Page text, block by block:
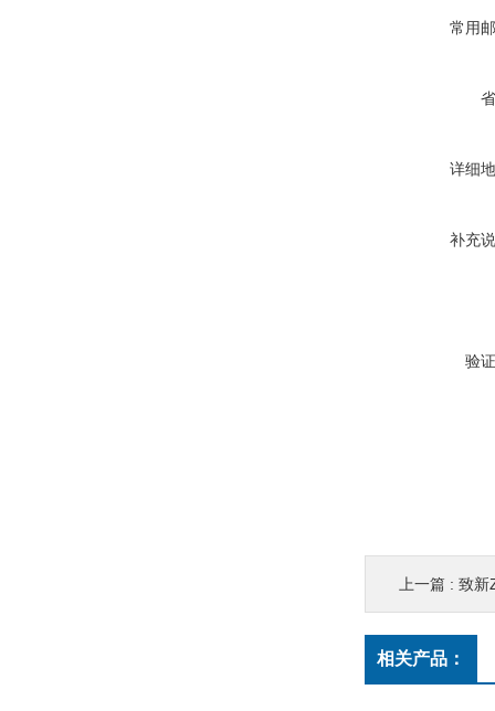
常用
详细
补充
验
上一篇 : 致新
相关产品：